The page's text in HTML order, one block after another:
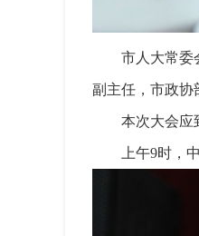
市人大常委
副主任，市政协
本次大会应
上午9时，